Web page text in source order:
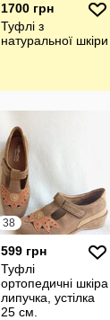
1700 грн
Туфлі з
натуральної шкіри
38
599 грн
Туфлі
ортопедичні шкіра
липучка, устілка
25 см.